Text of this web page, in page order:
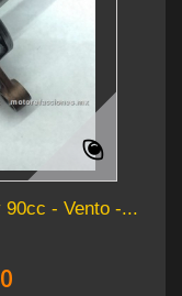
90cc - Vento -...